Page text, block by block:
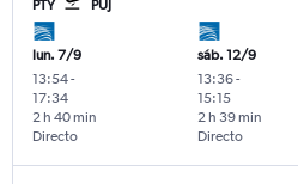
PTY PUJ
lun. 7/9
13:54-
17:34
Directo
2 h 40 min
sáb. 12/9
13:36-
15:15
Directo
2 h 39 min